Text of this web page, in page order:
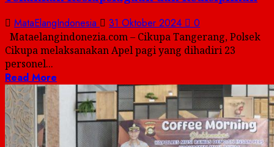
MataElangIndonesia 31 Oktober 2024 0
Mataelangindonezia.com – Cikupa Tangerang, Polsek
Cikupa melaksanakan Apel pagi yang dihadiri 23
personel...
Read More